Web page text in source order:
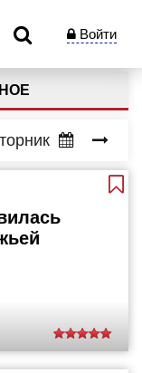
Войти